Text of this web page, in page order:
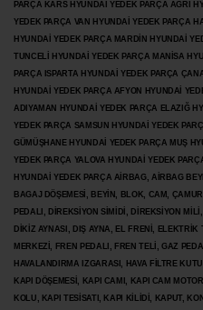
PARÇA KARS HYUNDAİ YEDEK PARÇA AĞRI
YEDEK PARÇA VAN HYUNDAİ YEDEK PARÇA
HYUNDAİ YEDEK PARÇA MARDİN HYUNDAİ
TUNCELİ HYUNDAİ YEDEK PARÇA MANİSA
PARÇA ISPARTA HYUNDAİ YEDEK PARÇA
HYUNDAİ YEDEK PARÇA AFYON HYUNDAİ
ADIYAMAN HYUNDAİ YEDEK PARÇA ELAZIĞ
YEDEK PARÇA SAMSUN HYUNDAİ YEDEK
GÜMÜŞHANE HYUNDAİ YEDEK PARÇA MUŞ
YEDEK PARÇA YALOVA HYUNDAİ YEDEK
HYUNDAİ YEDEK PARÇA AİRBAG, AİRBAG
BAGAJ DÖŞEMESİ, BEYİN, BLOK, CAM,
PEDALI, DİREKSİYON SİMİDİ, DİREKSİYON
DİKİZ AYNASI, DIŞ AYNA, EL FRENİ, ELEKTRİK
MERKEZİ, FREN PEDALI, FREN TELİ, GAZ
HAVALANDIRMA IZGARASI, HAVA FİLTRE
KAPI DÖŞEMESİ, KAPI CAMI, KAPI CAM
KOLU, KAPI TESİSATI, KAPI KİLİDİ, KAPUT,